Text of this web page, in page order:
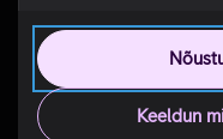
Keeldun